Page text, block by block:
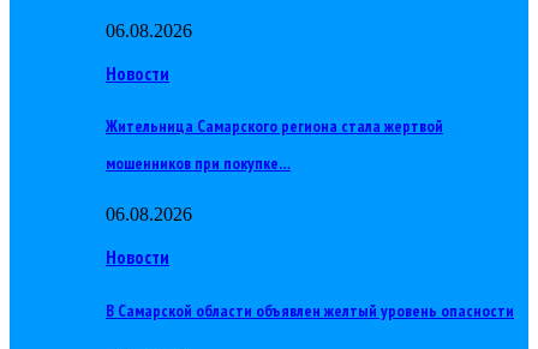
06.08.2026
Новости
Жительница Самарского региона стала жертвой
мошенников при покупке…
06.08.2026
Новости
В Самарской области объявлен желтый уровень опасности